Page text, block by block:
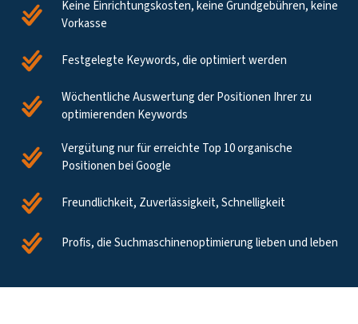
Keine Einrichtungskosten, keine Grundgebühren, keine
Vorkasse
Festgelegte Keywords, die optimiert werden
Wöchentliche Auswertung der Positionen Ihrer zu
optimierenden Keywords
Vergütung nur für erreichte Top 10 organische
Positionen bei Google
Freundlichkeit, Zuverlässigkeit, Schnelligkeit
Profis, die Suchmaschinenoptimierung lieben und leben